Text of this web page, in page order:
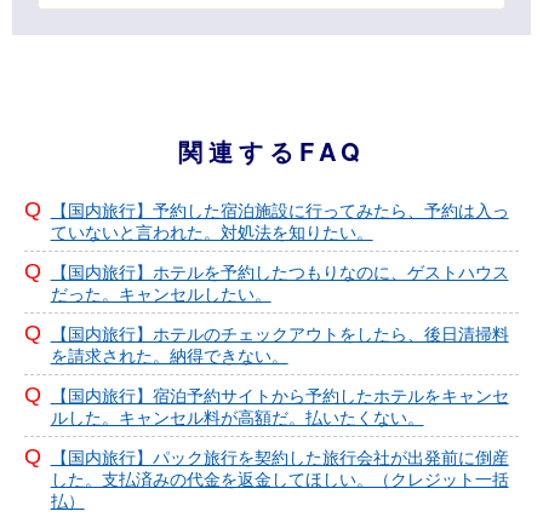
関連するFAQ
【国内旅行】予約した宿泊施設に行ってみたら、予約は入っ
ていないと言われた。対処法を知りたい。
【国内旅行】ホテルを予約したつもりなのに、ゲストハウス
だった。キャンセルしたい。
【国内旅行】ホテルのチェックアウトをしたら、後日清掃料
を請求された。納得できない。
【国内旅行】宿泊予約サイトから予約したホテルをキャンセ
ルした。キャンセル料が高額だ。払いたくない。
【国内旅行】パック旅行を契約した旅行会社が出発前に倒産
した。支払済みの代金を返金してほしい。（クレジット一括
払）